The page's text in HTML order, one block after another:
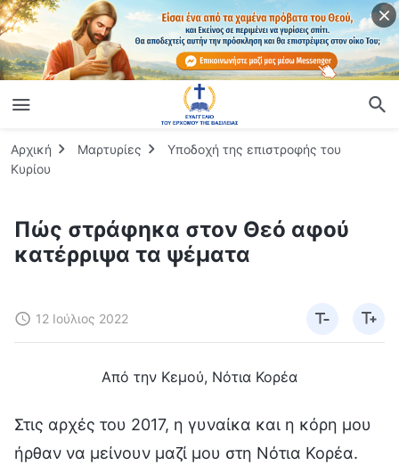
Αρχική Μαρτυρίες
Υποδοχή της επιστροφής του
Κυρίου
Πώς στράφηκα στον Θεό αφού
κατέρριψα τα ψέματα
12 Ιούλιος 2022
Από την Κεμού, Νότια Κορέα
Στις αρχές του 2017, η γυναίκα και η κόρη μου
ήρθαν να μείνουν μαζί μου στη Νότια Κορέα.